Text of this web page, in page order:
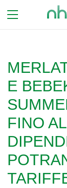
E
FINO